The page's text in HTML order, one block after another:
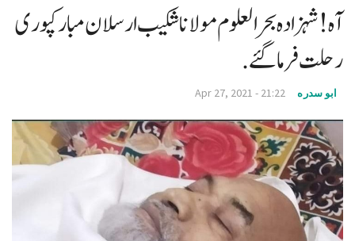
v
t
o
آہ! شہزادہ بحر العلوم مولانا شکیب ارسلان مبارکپوری
رحلت فر ما گئے.
ابو سدره Apr 27, 2021 - 21:22